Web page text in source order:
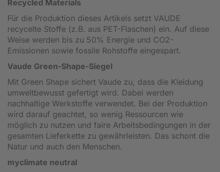
Recycled Materials
Für die Produktion dieses Artikels setzt VAUDE
recycelte Stoffe (z.B. aus PET-Flaschen) ein. Auf diese
Weise werden bis zu 50% Energie und CO2-
Emissionen sowie fossile Rohstoffe eingespart.
Vaude Green-Shape-Siegel
Mit Green Shape sichert Vaude zu, dass die Kleidung
umweltbewusst gefertigt wird. Dabei werden
nachhaltige Werkstoffe verwendet. Bei der Produktion
wird darauf geachtet, so wenig Ressourcen wie
möglich zu nutzen und faire Arbeitsbedingungen in der
gesamten Lieferkette zu gewährleisten. Das schont die
Natur und auch den Menschen.
myclimate neutral